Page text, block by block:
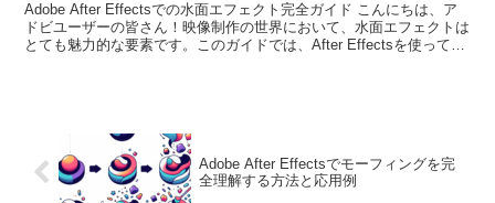
Adobe After Effectsでの水面エフェクト完全ガイド こんにちは、ア
ドビユーザーの皆さん！映像制作の世界において、水面エフェクトは
とても魅力的な要素です。このガイドでは、After Effectsを使ってリ
Adobe After Effectsでモーフィングを完
全理解する方法と応用例